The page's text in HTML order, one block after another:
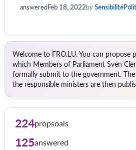
answeredFeb 18, 2022by
Welcome to FRO.LU. You can propose
which Members of Parliament Sven
formally submit to the government.
the responsible ministers are then
224propsoals
125answered